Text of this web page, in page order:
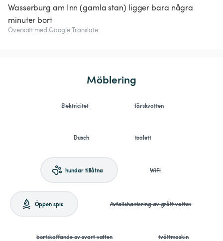
Wasserburg am Inn (gamla stan) ligger bara några
minuter bort
Översatt med Google Translate
Möblering
Elektricitet färskvatten
Dusch toalett
hundar tillåtna WiFi
Öppen spis Avfallshantering av grått vatten
bortskaffande av svart vatten tvättmaskin